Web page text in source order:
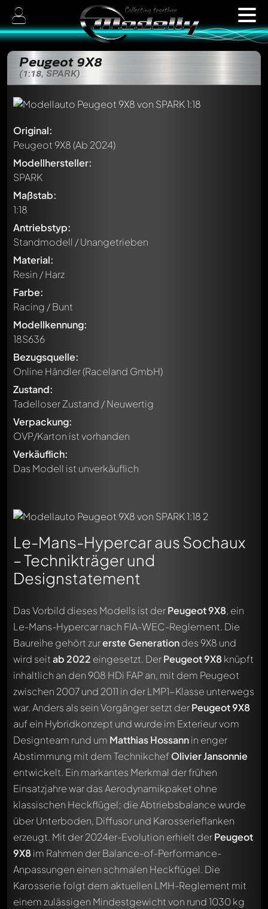
Peugeot 9X8
(1:18, SPARK)
Original:
Peugeot 9X8(Ab 2024)
Modellhersteller:
SPARK
Maßstab:
1:18
Antriebstyp:
Standmodell / Unangetrieben
Material:
Resin / Harz
Farbe:
Racing / Bunt
Modellkennung:
18S636
Bezugsquelle:
Online Händler (Raceland GmbH)
Zustand:
Tadelloser Zustand / Neuwertig
Verpackung:
OVP/Karton ist vorhanden
Verkäuflich:
Das Modell ist unverkäuflich
Le-Mans-Hypercar aus Sochaux
– Technikträger und
Designstatement
Das Vorbild dieses Modells ist derPeugeot 9X8, ein
Le-Mans-Hypercar nach FIA-WEC-Reglement. Die
Baureihe gehört zurerste Generationdes 9X8 und
wird seitab 2022 eingesetzt. DerPeugeot 9X8knüpft
inhaltlich an den 908 HDi FAP an, mit dem Peugeot
zwischen 2007 und 2011 in der LMP1-Klasse unterwegs
war. Anders als sein Vorgänger setzt derPeugeot 9X8
auf ein Hybridkonzept und wurde im Exterieur vom
Designteam rund um Matthias Hossannin enger
Abstimmung mit dem TechnikchefOlivier Jansonnie
entwickelt. Ein markantes Merkmal der frühen
Einsatzjahre war das Aerodynamikpaket ohne
klassischen Heckflügel; die Abtriebsbalance wurde
über Unterboden, Diffusor und Karosserieflanken
erzeugt. Mit der 2024er-Evolution erhielt derPeugeot
9X8im Rahmen der Balance-of-Performance-
Anpassungen einen schmalen Heckflügel. Die
Karosserie folgt dem aktuellen LMH-Reglement mit
einem zulässigen Mindestgewicht von rund 1030 kg